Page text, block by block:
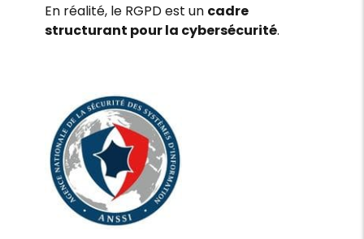
En réalité, le RGPD est un cadre
structurant pour la cybersécurité.